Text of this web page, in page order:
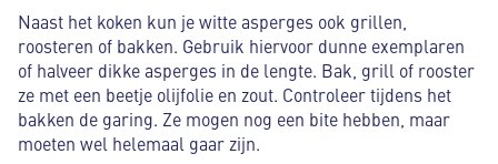
Naast het koken kun je witte asperges ook grillen,
roosteren of bakken. Gebruik hiervoor dunne exemplaren
of halveer dikke asperges in de lengte. Bak, grill of rooster
ze met een beetje olijfolie en zout. Controleer tijdens het
bakken de garing. Ze mogen nog een bite hebben, maar
moeten wel helemaal gaar zijn.